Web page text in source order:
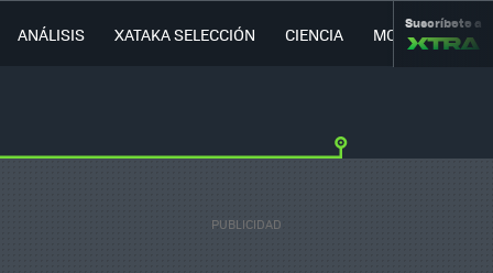
ANÁLISIS XATAKA SELECCIÓN CIENCIA MOVILIDAD
Suscríbete a